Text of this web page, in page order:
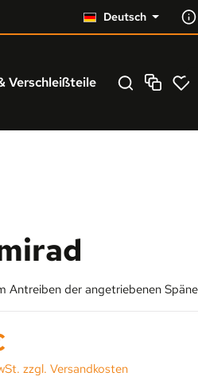
Deutsch
Verschleißteile Service
Antreiben der angetriebenen
zzgl. Versandkosten